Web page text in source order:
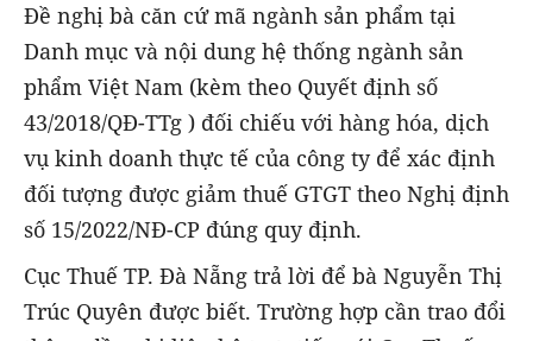
Đề nghị bà căn cứ mã ngành sản phẩm tại
Danh mục và nội dung hệ thống ngành sản
phẩm Việt Nam (kèm theo Quyết định số
43/2018/QĐ-TTg ) đối chiếu với hàng hóa, dịch
vụ kinh doanh thực tế của công ty để xác định
đối tượng được giảm thuế GTGT theo Nghị định
số 15/2022/NĐ-CP đúng quy định.
Cục Thuế TP. Đà Nẵng trả lời để bà Nguyễn Thị
Trúc Quyên được biết. Trường hợp cần trao đổi